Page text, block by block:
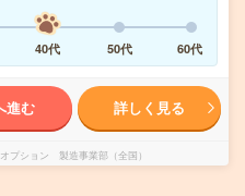
40代 50代 60代
進む 詳しく見る
プション 製造事業部（全国）